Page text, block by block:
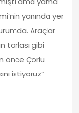
yanında yer
Araçlar
tarlası gibi
önce Çorlu
istiyoruz”